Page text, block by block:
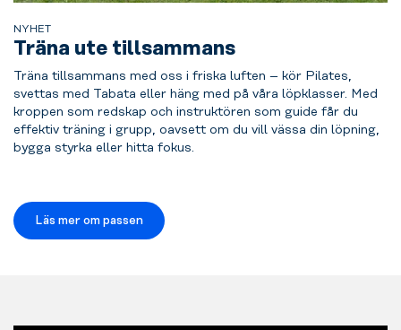
NYHET
Träna ute tillsammans
Träna tillsammans med oss i friska luften – kör Pilates,
svettas med Tabata eller häng med på våra löpklasser. Med
kroppen som redskap och instruktören som guide får du
effektiv träning i grupp, oavsett om du vill vässa din löpning,
bygga styrka eller hitta fokus.
Läs mer om passen